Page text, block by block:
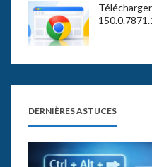
DERNIÈRES ASTUCES